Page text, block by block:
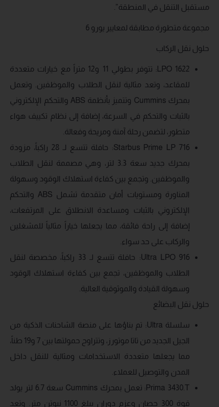
مستقبل التنقل في المنطقة”.
مجموعة متطورة مطابقة لمعايير يورو 6
حلول نقل الركاب
LPO 1622: تتوفر بطولي 11 و12 متراً مع خيارات متعددة
للمقاعد، وتعد مثالية لنقل الطلاب والموظفين. وتعمل
بمحرك Cummins وتتميز بأنظمة ABS والتحكم الإلكتروني
بالثبات والتحكم في السرعة، إضافة إلى نظام تكييف هواء
متطور، لتضمن رحلة آمنة ومريحة وفعالة.
Starbus Prime LP 716: حافلة تتسع لـ 28 راكباً، مزودة
بمحرك جديد سعة 3.3 لتر، وهي مصممة لنقل الطلاب
والموظفين. وتجمع بين كفاءة استهلاك الوقود وسهولة
المناورة ومستويات أمان متقدمة تشمل ABS والتحكم
الإلكتروني بالثبات ومساعدة الانطلاق على المرتفعات،
إضافة إلى راحة فائقة، مما يجعلها خياراً مثالياً للمشغلين
والركاب على حد سواء.
Ultra LPO 916: حافلة تتسع لـ 33 راكباً، مخصصة لنقل
الطلاب والموظفين، تجمع بين كفاءة استهلاك الوقود
وسهولة القيادة والموثوقية العالية.
حلول نقل البضائع
سلسلة Ultra: تم بناؤها على منصة الشاحنات الذكية من
الجيل الجديد من تاتا موتورز، وتتراوح حمولتها بين 7 و19 طناً،
مما يجعلها متعددة الاستخدامات ومثالية للنقل داخل
المدن والتوصيل للعملاء.
Prima 3430.T: تعمل بمحرك Cummins سعة 6.7 لتر يولد
قوة 300 حصان وعزم دوران يبلغ 1100 نيوتن متر. وتعد